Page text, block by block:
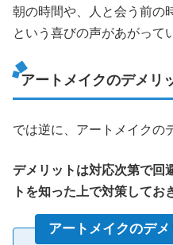
朝の時間や、人と会う前の
という喜びの声があがって
アートメイクのデメリ
では逆に、アートメイクの
デメリットは対応次第で回
トを知った上で対策してお
アートメイクのデメ